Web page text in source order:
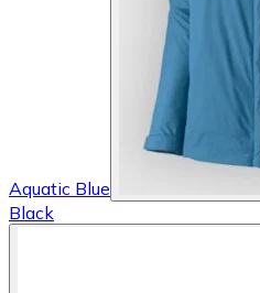
Aquatic Blue
Black